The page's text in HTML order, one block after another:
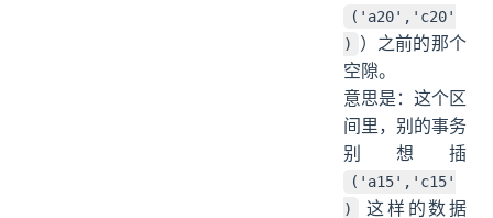
('a20','c20'
)
）之前的那个
空隙。
意思是：这个区
间里，别的事务
别想插
('a15','c15'
)
这样的数据